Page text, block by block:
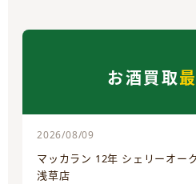
お酒買取
2026/08/09
マッカラン 12年 シェリーオー
浅草店